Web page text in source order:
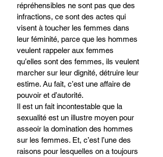
répréhensibles ne sont pas que des
infractions, ce sont des actes qui
visent à toucher les femmes dans
leur féminité, parce que les hommes
veulent rappeler aux femmes
qu’elles sont des femmes, ils veulent
marcher sur leur dignité, détruire leur
estime. Au fait, c’est une affaire de
pouvoir et d’autorité.
Il est un fait incontestable que la
sexualité est un illustre moyen pour
asseoir la domination des hommes
sur les femmes. Et, c’est l’une des
raisons pour lesquelles on a toujours